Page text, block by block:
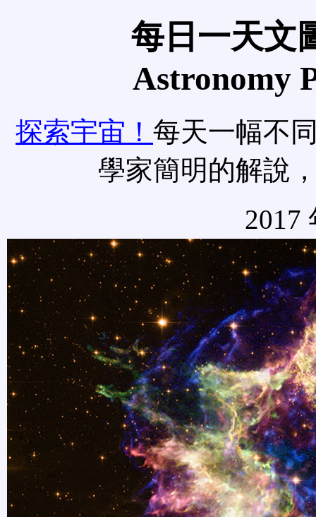
每日一天文
Astronomy
探索宇宙！ 每天一幅不
學家簡明的解說
2017